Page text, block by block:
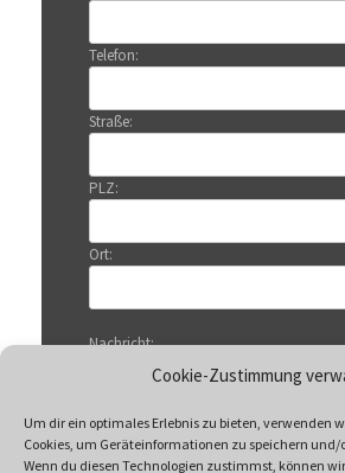
Cookie-Zustimmung
Um dir ein optimales Erlebnis zu bieten, verwenden
Cookies, um Geräteinformationen zu speichern
Wenn du diesen Technologien zustimmst, können
Telefon:
Straße:
PLZ:
Ort:
Nachricht: